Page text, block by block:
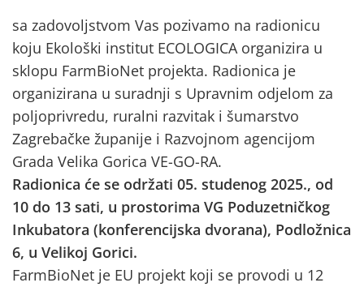
sa zadovoljstvom Vas pozivamo na radionicu
koju Ekološki institut ECOLOGICA organizira u
sklopu FarmBioNet projekta. Radionica je
organizirana u suradnji s Upravnim odjelom za
poljoprivredu, ruralni razvitak i šumarstvo
Zagrebačke županije i Razvojnom agencijom
Grada Velika Gorica VE-GO-RA.
Radionica će se održati 05. studenog 2025., od
10 do 13 sati, u prostorima VG Poduzetničkog
Inkubatora (konferencijska dvorana), Podložnica
6, u Velikoj Gorici.
FarmBioNet je EU projekt koji se provodi u 12